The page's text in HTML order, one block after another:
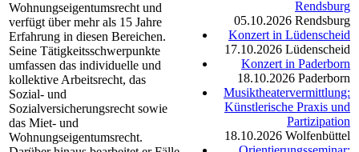
Wohnungseigentumsrecht und
verfügt über mehr als 15 Jahre
Erfahrung in diesen Bereichen.
Seine Tätigkeitsschwerpunkte
umfassen das individuelle und
kollektive Arbeitsrecht, das
Sozial- und
Sozialversicherungsrecht sowie
das Miet- und
Wohnungseigentumsrecht.
Rendsburg
05.10.2026 Rendsburg
Konzert in Lüdenscheid
17.10.2026 Lüdenscheid
Konzert in Paderborn
18.10.2026 Paderborn
Musiktheatervermittlung:
Künstlerische Praxis und
Partizipation
18.10.2026 Wolfenbüttel